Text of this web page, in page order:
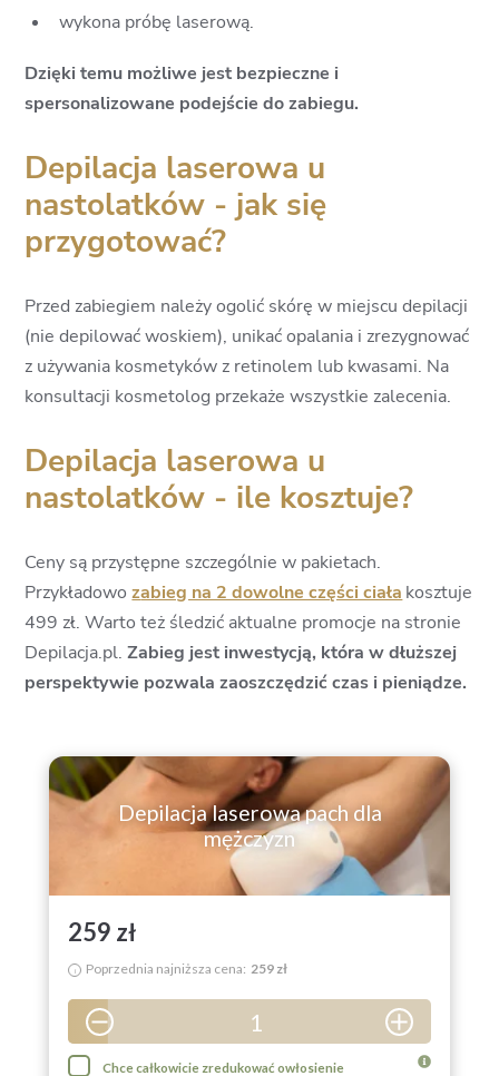
wykona próbę laserową.
Dzięki temu możliwe jest bezpieczne i
spersonalizowane podejście do zabiegu.
Depilacja laserowa u
nastolatków - jak się
przygotować?
Przed zabiegiem należy ogolić skórę w miejscu depilacji
(nie depilować woskiem), unikać opalania i zrezygnować
z używania kosmetyków z retinolem lub kwasami. Na
konsultacji kosmetolog przekaże wszystkie zalecenia.
Depilacja laserowa u
nastolatków - ile kosztuje?
Ceny są przystępne szczególnie w pakietach.
Przykładowozabieg na 2 dowolne części ciała kosztuje
499 zł. Warto też śledzić aktualne promocje na stronie
Depilacja.pl.Zabieg jest inwestycją, która w dłuższej
perspektywie pozwala zaoszczędzić czas i pieniądze.
Depilacja laserowa pach dla
mężczyzn
259 zł
i Poprzednia najniższa cena: 259 zł
1
2
Chce całkowicie zredukować owłosienie